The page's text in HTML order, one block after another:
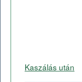
Kaszálás után